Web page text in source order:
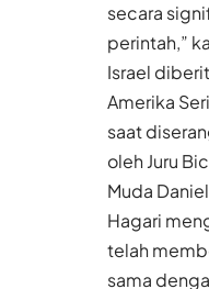
secara
perintah,”
Israel
Amerika
saat
oleh Juru
Muda
Hagari
telah
sama